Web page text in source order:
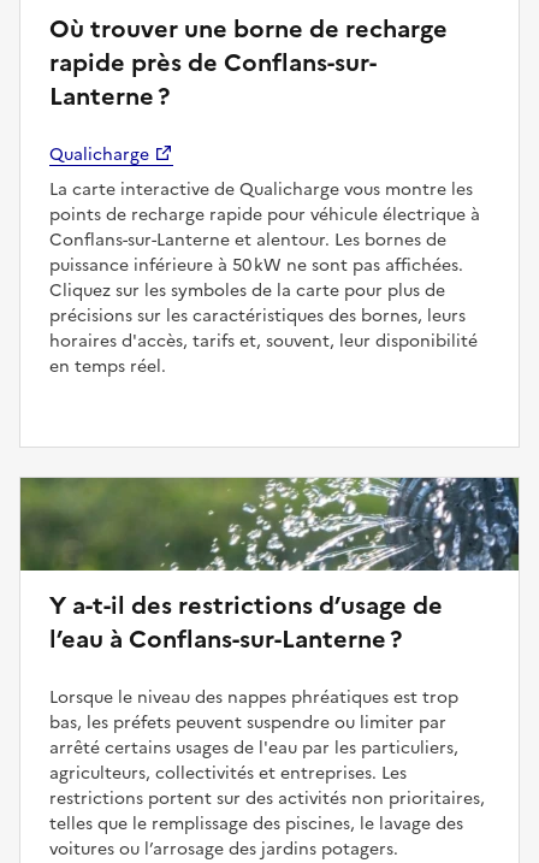
Où trouver une borne de recharge
rapide près de Conflans-sur-
Lanterne ?
Qualicharge
La carte interactive de Qualicharge vous montre les
points de recharge rapide pour véhicule électrique à
Conflans-sur-Lanterne et alentour. Les bornes de
puissance inférieure à 50 kW ne sont pas affichées.
Cliquez sur les symboles de la carte pour plus de
précisions sur les caractéristiques des bornes, leurs
horaires d'accès, tarifs et, souvent, leur disponibilité
en temps réel.
Y a-t-il des restrictions d’usage de
l’eau à Conflans-sur-Lanterne ?
Lorsque le niveau des nappes phréatiques est trop
bas, les préfets peuvent suspendre ou limiter par
arrêté certains usages de l'eau par les particuliers,
agriculteurs, collectivités et entreprises. Les
restrictions portent sur des activités non prioritaires,
telles que le remplissage des piscines, le lavage des
voitures ou l’arrosage des jardins potagers.